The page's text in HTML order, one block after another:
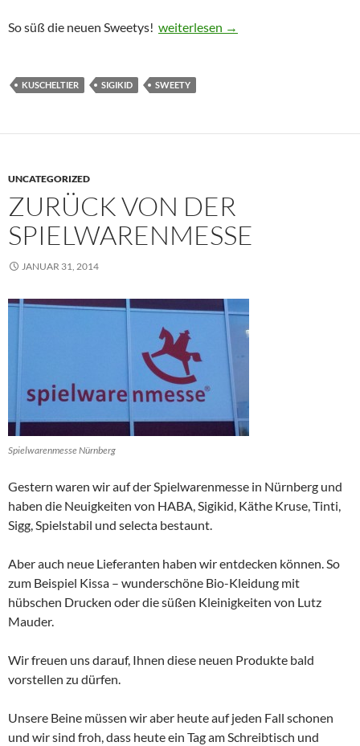
So süß die neuen Sweetys! Die neuen Sweetys von sigikid
weiterlesen →
KUSCHELTIER SIGIKID SWEETY
UNCATEGORIZED
ZURÜCK VON DER
SPIELWARENMESSE
JANUAR 31, 2014
Spielwarenmesse Nürnberg
Gestern waren wir auf der Spielwarenmesse in Nürnberg und
haben die Neuigkeiten von HABA, Sigikid, Käthe Kruse, Tinti,
Sigg, Spielstabil und selecta bestaunt.
Aber auch neue Lieferanten haben wir entdecken können. So
zum Beispiel Kissa – wunderschöne Bio-Kleidung mit
hübschen Drucken oder die süßen Kleinigkeiten von Lutz
Mauder.
Wir freuen uns darauf, Ihnen diese neuen Produkte bald
vorstellen zu dürfen.
Unsere Beine müssen wir aber heute auf jeden Fall schonen
und wir sind froh, dass heute ein Tag am Schreibtisch und